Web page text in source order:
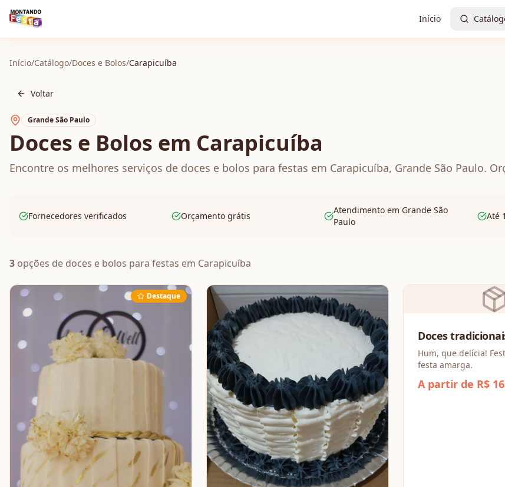
Início
Início/Catálogo/Doces e Bolos/Carapicuíba
Voltar
Grande São Paulo
Doces e Bolos em Carapicuíba
Encontre os melhores serviços de doces e bolos para festas em Carapicuíba, Grande São Paulo.
Fornecedores verificados Orçamento grátis
Atendimento em Grande São
Paulo
Até
3 opções de doces e bolos para festas em Carapicuíba
Destaque
Doces
Hum, que delícia!
festa amarga.
A partir de R$